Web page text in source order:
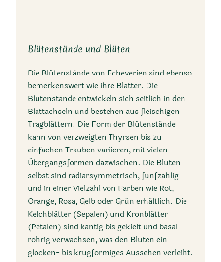
Blütenstände und Blüten
Die Blütenstände von Echeverien sind ebenso
bemerkenswert wie ihre Blätter. Die
Blütenstände entwickeln sich seitlich in den
Blattachseln und bestehen aus fleischigen
Tragblättern. Die Form der Blütenstände
kann von verzweigten Thyrsen bis zu
einfachen Trauben variieren, mit vielen
Übergangsformen dazwischen. Die Blüten
selbst sind radiärsymmetrisch, fünfzählig
und in einer Vielzahl von Farben wie Rot,
Orange, Rosa, Gelb oder Grün erhältlich. Die
Kelchblätter (Sepalen) und Kronblätter
(Petalen) sind kantig bis gekielt und basal
röhrig verwachsen, was den Blüten ein
glocken- bis krugförmiges Aussehen verleiht.